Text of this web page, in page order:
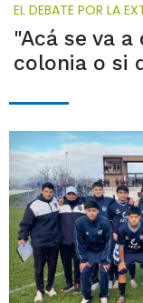
EL DEBATE POR LA
"Acá se va
colonia o si